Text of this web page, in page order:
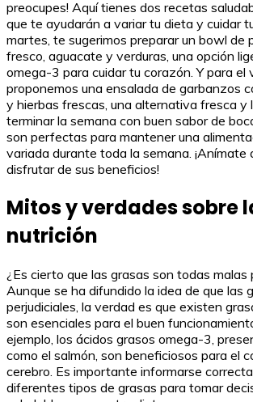
preocupes! Aquí tienes dos recetas
que te ayudarán a variar tu dieta y cuidar
martes, te sugerimos preparar un bowl de
fresco, aguacate y verduras, una opción
omega-3 para cuidar tu corazón. Y para el
proponemos una ensalada de garbanzos
y hierbas frescas, una alternativa fresca y
terminar la semana con buen sabor de
son perfectas para mantener una
variada durante toda la semana. ¡Anímate
disfrutar de sus beneficios!
Mitos y verdades sobre
nutrición
¿Es cierto que las grasas son todas malas
Aunque se ha difundido la idea de que las
perjudiciales, la verdad es que existen
son esenciales para el buen
ejemplo, los ácidos grasos omega-3,
como el salmón, son beneficiosos para el
cerebro. Es importante informarse
diferentes tipos de grasas para tomar